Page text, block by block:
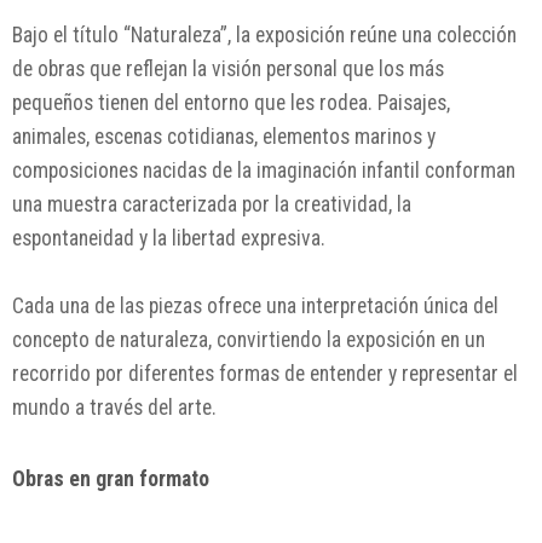
Bajo el título “Naturaleza”, la exposición reúne una colección
de obras que reflejan la visión personal que los más
pequeños tienen del entorno que les rodea. Paisajes,
animales, escenas cotidianas, elementos marinos y
composiciones nacidas de la imaginación infantil conforman
una muestra caracterizada por la creatividad, la
espontaneidad y la libertad expresiva.
Cada una de las piezas ofrece una interpretación única del
concepto de naturaleza, convirtiendo la exposición en un
recorrido por diferentes formas de entender y representar el
mundo a través del arte.
Obras en gran formato